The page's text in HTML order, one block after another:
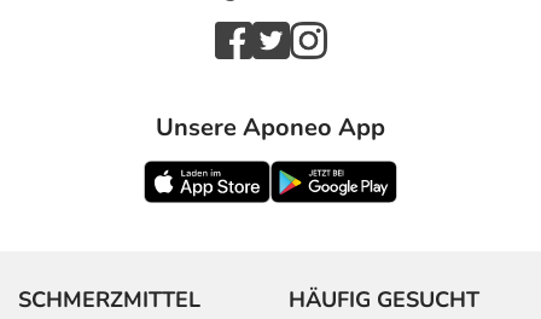
Unsere Aponeo App
SCHMERZMITTEL HÄUFIG GESUCHT